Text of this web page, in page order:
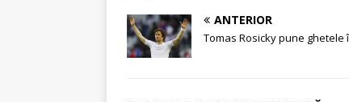
ANTERIOR
Tomas Rosicky pune ghetele